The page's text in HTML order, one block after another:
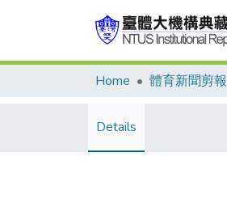
Home 體育新聞剪報
Details